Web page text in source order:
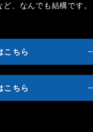
、なんでも結構です。
こちら
こちら